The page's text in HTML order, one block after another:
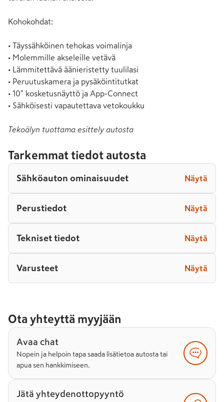
Kohokohdat:
• Täyssähköinen tehokas voimalinja
• Molemmille akseleille vetävä
• Lämmitettävä äänieristetty tuulilasi
• Peruutuskamera ja pysäköintitutkat
• 10" kosketusnäyttö ja App-Connect
• Sähköisesti vapautettava vetokoukku
Tekoälyn tuottama esittely autosta
Tarkemmat tiedot autosta
Sähköauton ominaisuudet Näytä
Perustiedot Näytä
Tekniset tiedot Näytä
Varusteet Näytä
Ota yhteyttä myyjään
Avaa chat
Nopein ja helpoin tapa saada lisätietoa autosta tai
apua sen hankkimiseen.
Jätä yhteydenottopyyntö